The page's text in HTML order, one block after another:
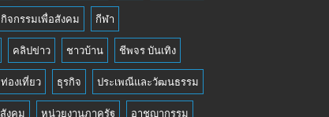
กิจกรรมเพื่อสังคม กีฬา
คลิปข่าว ชาวบ้าน ชีพจร บันเทิง
ท่องเที่ยว ธุรกิจ ประเพณีและวัฒนธรรม
สังคม หน่วยงานภาครัฐ อาชญากรรม